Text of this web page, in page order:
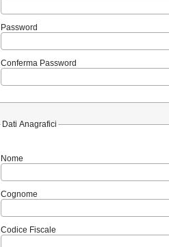
Password
Conferma Password
Dati Anagrafici
Nome
Cognome
Codice Fiscale